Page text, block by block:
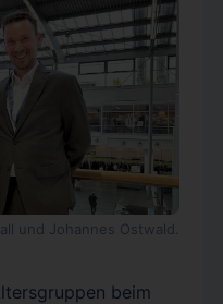
und Johannes Ostwald.
beim